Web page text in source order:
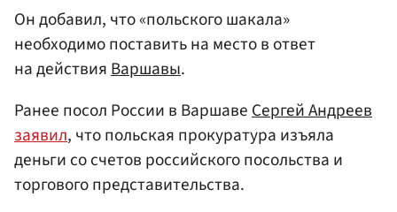
Он добавил, что «польского шакала»
необходимо поставить на место в ответ
на действия Варшавы.
Ранее посол России в ВаршавеСергей Андреев
заявил, что польская прокуратура изъяла
деньги со счетов российского посольства и
торгового представительства.